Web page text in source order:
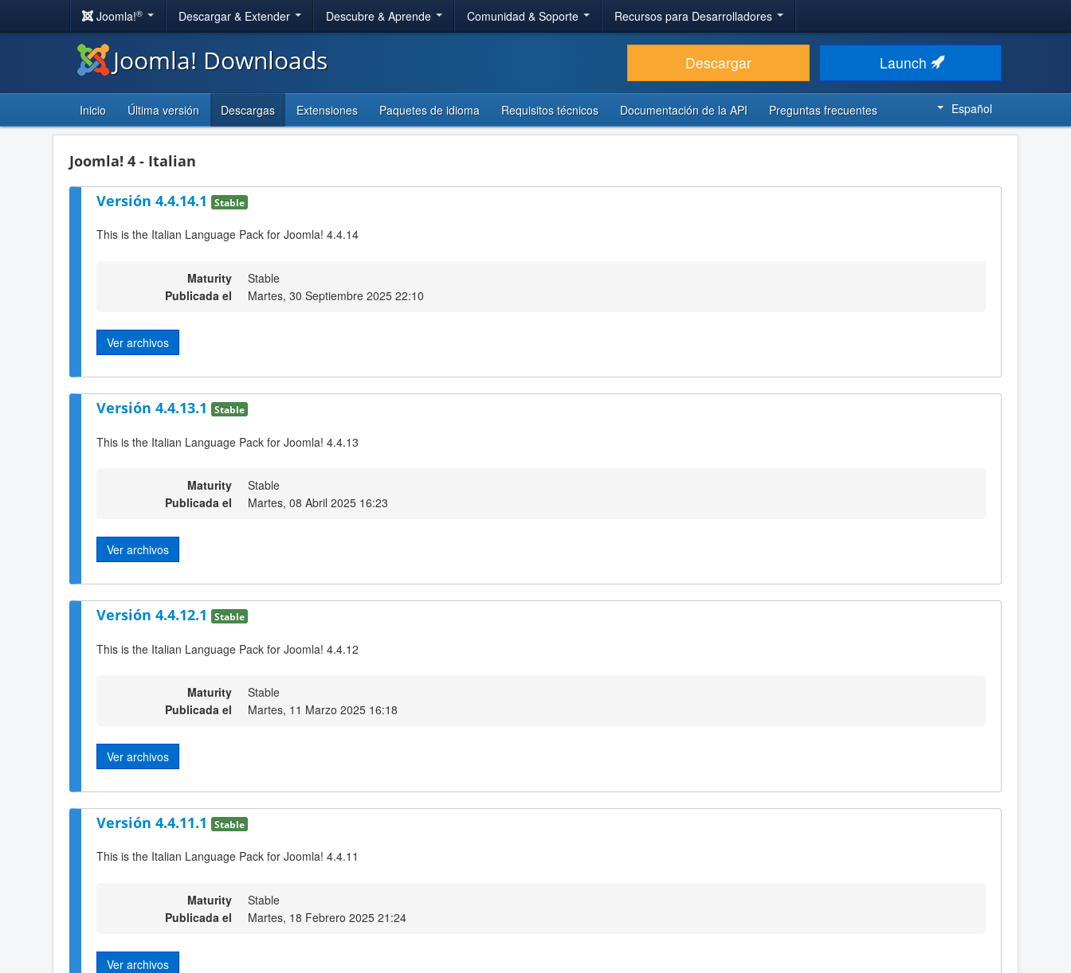
Joomla!® Descargar & Extender Descubre & Aprende Comunidad & Soporte Recursos para Desarrolladores
Joomla! Downloads Descargar Launch
Inicio Última versión Descargas Extensiones Paquetes de idioma Requisitos técnicos Documentación de la API Preguntas frecuentes Español
Joomla! 4 - Italian
Versión 4.4.14.1 Stable
This is the Italian Language Pack for Joomla! 4.4.14
Maturity
Stable
Publicada el
Martes, 30 Septiembre 2025 22:10
Ver archivos
Versión 4.4.13.1 Stable
This is the Italian Language Pack for Joomla! 4.4.13
Maturity
Stable
Publicada el
Martes, 08 Abril 2025 16:23
Ver archivos
Versión 4.4.12.1 Stable
This is the Italian Language Pack for Joomla! 4.4.12
Maturity
Stable
Publicada el
Martes, 11 Marzo 2025 16:18
Ver archivos
Versión 4.4.11.1 Stable
This is the Italian Language Pack for Joomla! 4.4.11
Maturity
Stable
Publicada el
Martes, 18 Febrero 2025 21:24
Ver archivos